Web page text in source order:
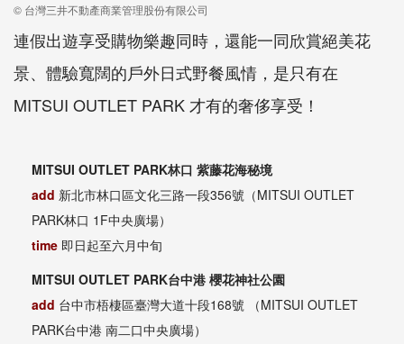
© 台灣三井不動產商業管理股份有限公司
連假出遊享受購物樂趣同時，還能一同欣賞絕美花
景、體驗寬闊的戶外日式野餐風情，是只有在
MITSUI OUTLET PARK 才有的奢侈享受！
MITSUI OUTLET PARK林口 紫藤花海秘境
add 新北市林口區文化三路一段356號（MITSUI OUTLET
PARK林口 1F中央廣場）
time 即日起至六月中旬
MITSUI OUTLET PARK台中港 櫻花神社公園
add 台中市梧棲區臺灣大道十段168號 （MITSUI OUTLET
PARK台中港 南二口中央廣場）